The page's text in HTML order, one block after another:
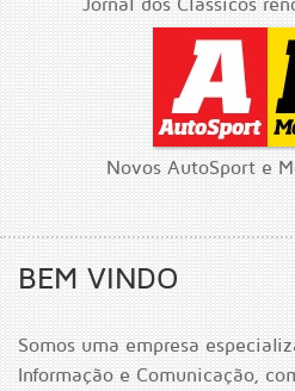
Jornal dos Clássicos
Novos AutoSport e
BEM VINDO
Somos uma empresa
Informação e Comunicação,